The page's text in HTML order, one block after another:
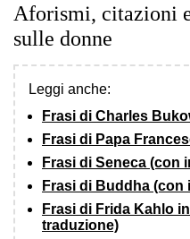
Aforismi, citazioni
sulle donne
Leggi anche:
Frasi di Charles
Frasi di Papa
Frasi di Seneca (con
Frasi di Buddha (con
Frasi di Frida Kahlo
traduzione)